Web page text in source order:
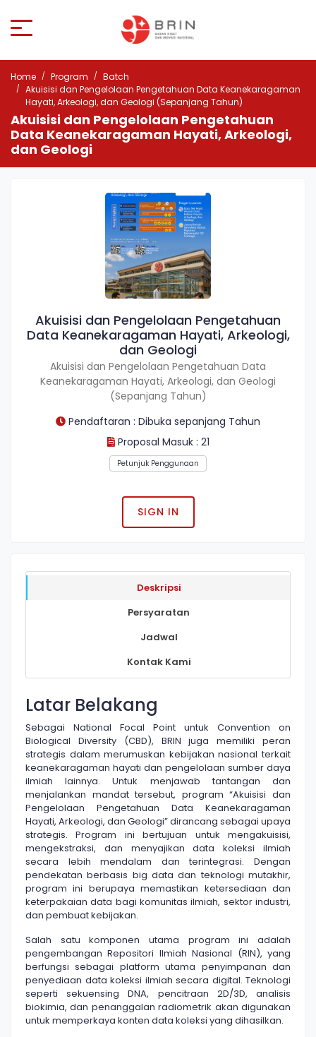
Home Program
Batch
Akuisisi dan Pengelolaan Pengetahuan Data Keanekaragaman
Hayati, Arkeologi, dan Geologi (Sepanjang Tahun)
Akuisisi dan Pengelolaan Pengetahuan
Data Keanekaragaman Hayati, Arkeologi,
dan Geologi
Akuisisi dan Pengelolaan Pengetahuan
Data Keanekaragaman Hayati, Arkeologi,
dan Geologi
Akuisisi dan Pengelolaan Pengetahuan Data
Keanekaragaman Hayati, Arkeologi, dan Geologi
(Sepanjang Tahun)
Pendaftaran : Dibuka sepanjang Tahun
Proposal Masuk : 21
Petunjuk Penggunaan
SIGN IN
Deskripsi
Persyaratan
Jadwal
Kontak Kami
Latar Belakang
Sebagai National Focal Point untuk Convention on
Biological Diversity (CBD), BRIN juga memiliki peran
strategis dalam merumuskan kebijakan nasional terkait
keanekaragaman hayati dan pengelolaan sumber daya
ilmiah lainnya. Untuk menjawab tantangan dan
menjalankan mandat tersebut, program “Akuisisi dan
Pengelolaan Pengetahuan Data Keanekaragaman
Hayati, Arkeologi, dan Geologi” dirancang sebagai upaya
strategis. Program ini bertujuan untuk mengakuisisi,
mengekstraksi, dan menyajikan data koleksi ilmiah
secara lebih mendalam dan terintegrasi. Dengan
pendekatan berbasis big data dan teknologi mutakhir,
program ini berupaya memastikan ketersediaan dan
keterpakaian data bagi komunitas ilmiah, sektor industri,
dan pembuat kebijakan.
Salah satu komponen utama program ini adalah
pengembangan Repositori Ilmiah Nasional (RIN), yang
berfungsi sebagai platform utama penyimpanan dan
penyediaan data koleksi ilmiah secara digital. Teknologi
seperti sekuensing DNA, pencitraan 2D/3D, analisis
biokimia, dan penanggalan radiometrik akan digunakan
untuk memperkaya konten data koleksi yang dihasilkan.